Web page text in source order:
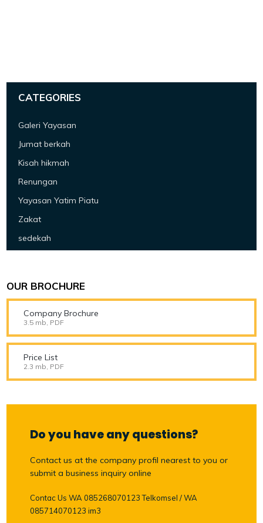
CATEGORIES
Galeri Yayasan
Jumat berkah
Kisah hikmah
Renungan
Yayasan Yatim Piatu
Zakat
sedekah
OUR BROCHURE
Company Brochure
3.5 mb, PDF
Price List
2.3 mb, PDF
Do you have any questions?
Contact us at the company profil nearest to you or
submit a business inquiry online
Contac Us WA 085268070123 Telkomsel / WA
085714070123 im3